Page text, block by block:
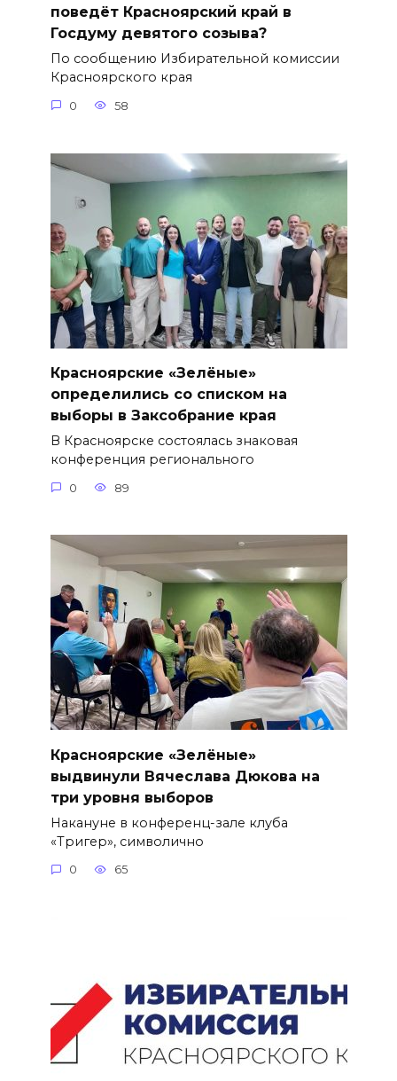
поведёт Красноярский край в
Госдуму девятого созыва?
По сообщению Избирательной комиссии
Красноярского края
0 58
Красноярские «Зелёные»
определились со списком на
выборы в Заксобрание края
В Красноярске состоялась знаковая
конференция регионального
0 89
Красноярские «Зелёные»
выдвинули Вячеслава Дюкова на
три уровня выборов
Накануне в конференц-зале клуба
«Тригер», символично
0 65